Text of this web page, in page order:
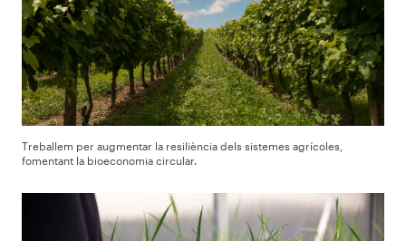
Treballem per augmentar la resiliència dels sistemes agrícoles,
fomentant la bioeconomia circular.